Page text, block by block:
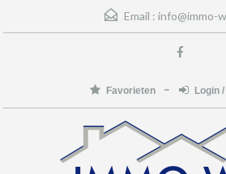
Email : info@immo-
Favorieten Login